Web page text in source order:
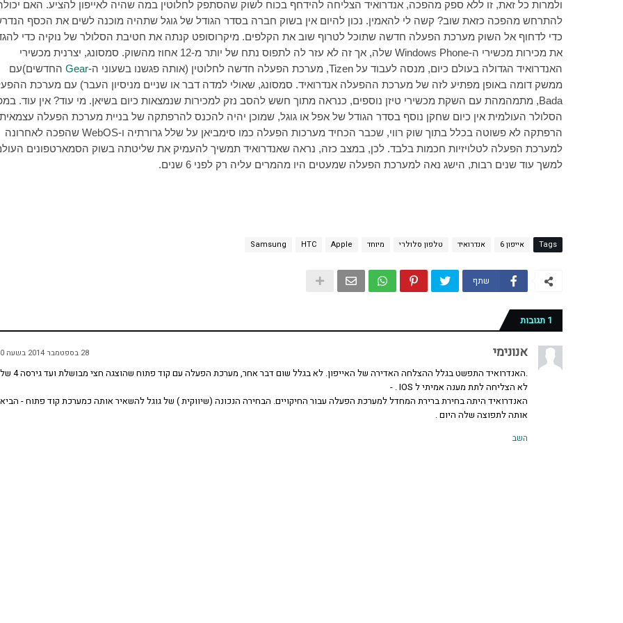
ולמרות כל זאת, זו ללא ספק מהפכה, אנדרואיד הצליחה להידחף בכוח לשוק שהסתפק לחלוטין במה שהיה לאייפון להציע. האם
להתרחש מהפכה כזאת שוב? קשה לי להאמין. נכון להיום אין בשוק חברה בסדר הגודל של גוגל שתהיה מוכנה לשים את הכסף
כדי לדחוף אל השוק מערכת הפעלה חדשה שתוכל לטרוף שוב את הקלפים. מיקרוסופט קנתה את חטיבת הסלולר של נוקיה כדי
את מכירות מכשירי ה-Windows Phone
שלה, אך זה לא עזר לה לתפוס נתח של יותר מ-12 אחוז מהשוק. סמסונג, יצרנית מכשירי
האנדרואיד הגדולה בעולם כיום, מנסה לעבוד על Tizen, מערכת הפעלה חדשה לחלוטין (אותה פגשנו בשעוני ה-Gear החדשים)עם
ממשק דומה באופן מפתיע לזה של מערכת ההפעלה אנדרואיד. סמסונג, שאולי למדה דבר או שניים מניסיון העבר) עם מערכת
Bada, מתמהמהת עם השקת מכשירי טיזן נוספים, כנראה מתוך חשש להסב נזק למכירות שנמצאות כיום בשיאן. מי עוד? אין עוד.
הסלולר העולמית אין כיום שחקן נוסף בסדר הגודל של אפל או גוגל, שמוכן יהיה להכנס להרפתקה של בניית מערכת הפעלה
הרפתקה לא פשוטה בכלל בתוך שוק רווי, שכבר הכחיד מערכות הפעלה כמו סימביאן על שלל גרורתיה ו-WebOS שהפכה לאחרונה
למערכת הפעלה לטלויזיות חכמות בלבד. לכן, במצב כזה, נראה שאנדרואיד תמשיך להעמיק את שליטתה בשוק הסמארטפונים
למשך עוד שנים רבות, הישג נאה למערכת הפעלה שמעטים היו מהמרים עליה רק לפני 6 שנים.
Tags אייפון 6 אנדרואיד טלפון סלולרי מיוחד Apple
HTC
Samsung
שתף
1 תגובות
אנונימי 28 בספטמבר 2014 בשעה 12:40
.האנדרואיד התפשט בגלל ההצלחה האדירה של האייפון. לא בגלל שום דבר
לא הצליחה לתת מענה אמיתי ל IOS . -
האנדרואיד היתה בחירת ברירת המחדל למערכת הפעלה עבור החיקויים. הבחירה הנכונה (שיווקית ) של גוגל להשאיר אותה כמערכת קוד פתוח -
אותה לתפוצה שלה היום .
השב